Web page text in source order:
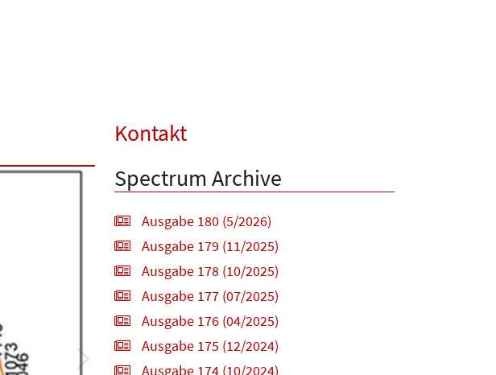
Next
Kontakt
Spectrum Archive
Ausgabe 180 (5/2026)
Ausgabe 179 (11/2025)
Ausgabe 178 (10/2025)
Ausgabe 177 (07/2025)
Ausgabe 176 (04/2025)
Ausgabe 175 (12/2024)
Ausgabe 174 (10/2024)